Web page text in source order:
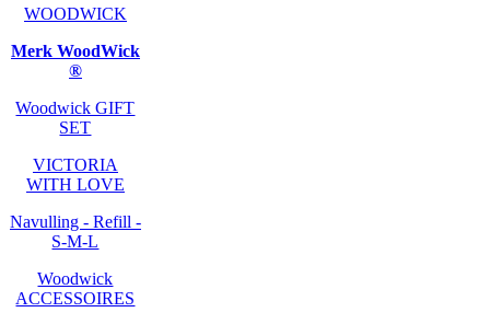
WOODWICK
Merk WoodWick
®
Woodwick GIFT
SET
VICTORIA
WITH LOVE
Navulling - Refill -
S-M-L
Woodwick
ACCESSOIRES